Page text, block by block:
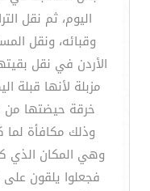
اليوم، ثم نقل
وقبائه، ونقل
الأردن في نقل
مزبلة لأنها قبلة
خرقة حيضتها من
وذلك مكافأة لما
وهي المكان الذي
فجعلوا يلقون